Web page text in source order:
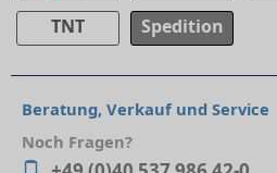
TNT
Spedition
Beratung, Verkauf und Service
Noch Fragen?